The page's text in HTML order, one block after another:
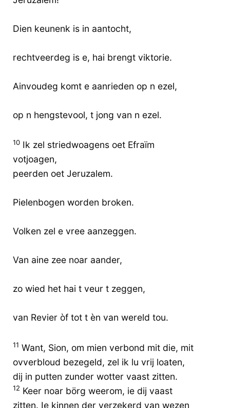
Dien keunenk is in aantocht,
rechtveerdeg is e, hai brengt viktorie.
Ainvoudeg komt e aanrieden op n ezel,
op n hengstevool, t jong van n ezel.
10 Ik zel striedwoagens oet Efraïm
votjoagen,
peerden oet Jeruzalem.
Pielenbogen worden broken.
Volken zel e vree aanzeggen.
Van aine zee noar aander,
zo wied het hai t veur t zeggen,
van Revier òf tot t èn van wereld tou.
11 Want, Sion, om mien verbond mit die, mit
ovverbloud bezegeld, zel ik lu vrij loaten,
dij in putten zunder wotter vaast zitten.
12 Keer noar börg weerom, ie dij vaast
zitten. Ie kinnen der verzekerd van wezen